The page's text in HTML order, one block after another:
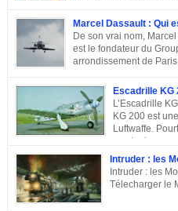
entre les mains de la famille de son
Marcel Bloch ayant changé son nom
parcours de ce fleuron de l’aviation
mondiale à la Course aux
mondiale, Marcel Bloch a créé la
Marcel Dassault : Qui
De son vrai nom,
est le fondateur du
arrondissement de
également été un entrepreneur et un
famille de Marcel Dassault Dernier
Allatini, Marcel avait trois frères
le second, Darius Paul Bloch est
René était chirurgien à Paris avant
Escadrille KG
L’Escadrille
KG 200 est
Luftwaffe.
pas toujours
des missions très différentes selon les
maritime, Mistel ou missions
La désignation KG 200,
escadre de combat n°200 « . »
Donc il n’y a pas a priori de limites
Intruder : les
Intruder : les
Télecharger le